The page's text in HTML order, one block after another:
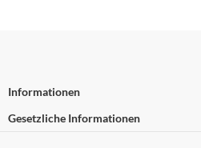
Informationen
Gesetzliche Informationen